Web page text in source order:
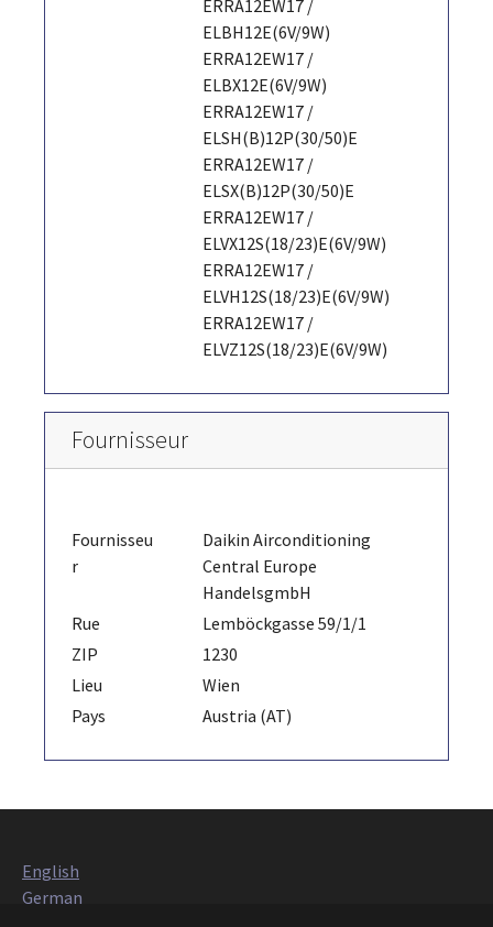
ERRA12EW17 /
ELBH12E(6V/9W)
ERRA12EW17 /
ELBX12E(6V/9W)
ERRA12EW17 /
ELSH(B)12P(30/50)E
ERRA12EW17 /
ELSX(B)12P(30/50)E
ERRA12EW17 /
ELVX12S(18/23)E(6V/9W)
ERRA12EW17 /
ELVH12S(18/23)E(6V/9W)
ERRA12EW17 /
ELVZ12S(18/23)E(6V/9W)
Fournisseur
Fournisseu
r
Daikin Airconditioning
Central Europe
HandelsgmbH
Rue
Lemböckgasse 59/1/1
ZIP
1230
Lieu
Wien
Pays
Austria (AT)
English
German